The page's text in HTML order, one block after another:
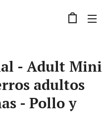
- Adult Mini
adultos
- Pollo y